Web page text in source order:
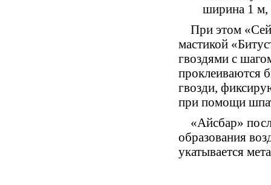
ширина 1 м,
При этом «
мастикой «
гвоздями с
проклеиваются
гвозди,
при помощи
«Айсбар»
образования
укатывается